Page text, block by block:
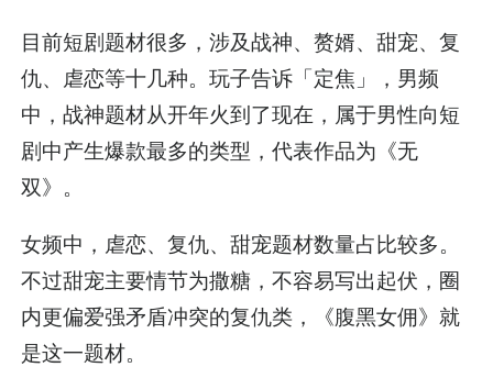
目前短剧题材很多，涉及战神、赘婿、甜宠、复
仇、虐恋等十几种。玩子告诉「定焦」，男频
中，战神题材从开年火到了现在，属于男性向短
剧中产生爆款最多的类型，代表作品为《无
双》。
女频中，虐恋、复仇、甜宠题材数量占比较多。
不过甜宠主要情节为撒糖，不容易写出起伏，圈
内更偏爱强矛盾冲突的复仇类，《腹黑女佣》就
是这一题材。